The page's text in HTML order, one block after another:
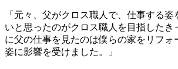
「元々、父がクロス職人で、仕事する
いと思ったのがクロス職人を目指したき
に父の仕事を見たのは僕らの家をリフォ
姿に影響を受けました。」